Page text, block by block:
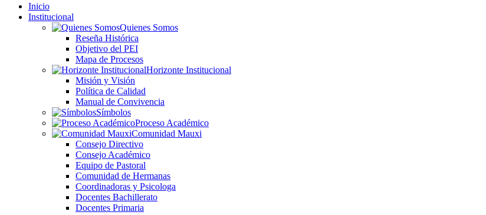
Inicio
Institucional
Quienes Somos
Reseña Histórica
Objetivo del PEI
Mapa de Procesos
Horizonte Institucional
Misión y Visión
Política de Calidad
Manual de Convivencia
Símbolos
Proceso Académico
Comunidad Mauxi
Consejo Directivo
Consejo Académico
Equipo de Pastoral
Comunidad de Hermanas
Coordinadoras y Psicologa
Docentes Bachillerato
Docentes Primaria